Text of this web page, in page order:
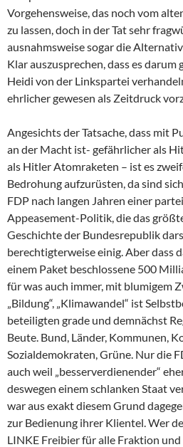
Vorgehensweise, das noch vom
zu lassen, doch in der Tat sehr
ausnahmsweise sogar die
Klar auszusprechen, dass es darum
Heidi von der Linkspartei
ehrlicher gewesen als Zeitdruck
Angesichts der Tatsache, dass mit
an der Macht ist- gefährlicher als
als Hitler Atomraketen – ist es
Bedrohung aufzurüsten, da sind
FDP nach langen Jahren einer
Appeasement-Politik, die das
Geschichte der Bundesrepublik
berechtigterweise einig. Aber dass
einem Paket beschlossene 500
für was auch immer, mit blumigem
„Bildung“, „Klimawandel“ ist
beteiligten grade und demnächst
Beute. Bund, Länder, Kommunen,
Sozialdemokraten, Grüne. Nur die
auch weil „besserverdienender“
deswegen einem schlanken Staat
war aus exakt diesem Grund
zur Bedienung ihrer Klientel. Wer
LINKE Freibier für alle Fraktion